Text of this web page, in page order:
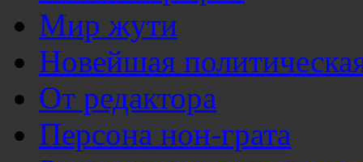
Мир жути
Новейшая
От редактора
Персона нон-грата